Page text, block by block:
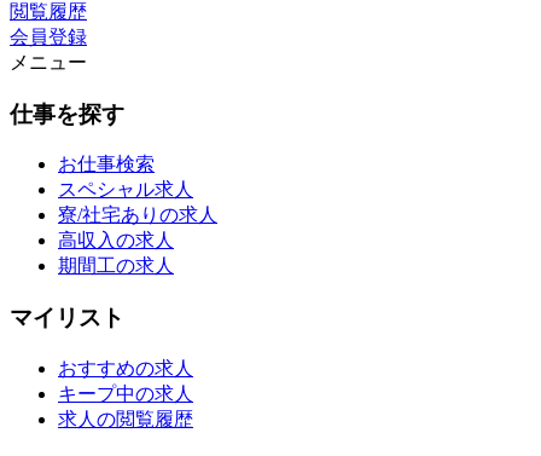
閲覧履歴
会員登録
メニュー
仕事を探す
お仕事検索
スペシャル求人
寮/社宅ありの求人
高収入の求人
期間工の求人
マイリスト
おすすめの求人
キープ中の求人
求人の閲覧履歴